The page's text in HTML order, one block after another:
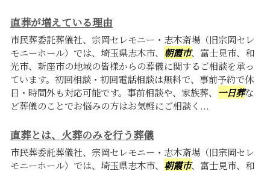
直葬が増えている理由
市民葬委託葬儀社、宗岡セレモニー・志木斎場（旧宗岡セレ
モニーホール）では、埼玉県志木市、 朝霞市、富士見市、和
光市、新座市の地域の皆様からの葬儀に関するご相談を承っ
ています。初回相談・初回電話相談は無料で、事前予約で休
日・時間外も対応可能です。事前相談や、家族葬、 一日葬な
ど葬儀のことでお悩みの方はお気軽にご相談く...
直葬とは、火葬のみを行う葬儀
市民葬委託葬儀社、宗岡セレモニー・志木斎場（旧宗岡セレ
モニーホール）では、埼玉県志木市、 朝霞市、富士見市、和